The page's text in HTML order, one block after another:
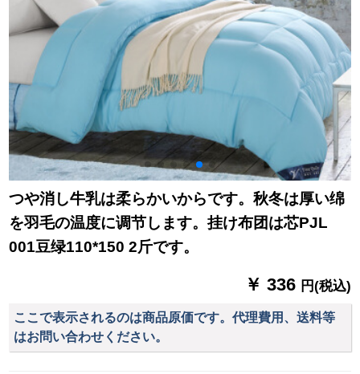
つや消し牛乳は柔らかいからです。秋冬は厚い绵
を羽毛の温度に调节します。挂け布团は芯PJL
001豆绿110*150 2斤です。
￥ 336 円(税込)
ここで表示されるのは商品原価です。代理費用、送料等
はお問い合わせください。